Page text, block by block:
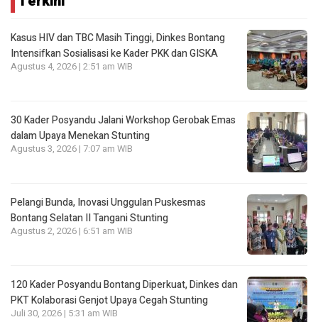
Kasus HIV dan TBC Masih Tinggi, Dinkes Bontang
Intensifkan Sosialisasi ke Kader PKK dan GISKA
Agustus 4, 2026 | 2:51 am WIB
30 Kader Posyandu Jalani Workshop Gerobak Emas
dalam Upaya Menekan Stunting
Agustus 3, 2026 | 7:07 am WIB
Pelangi Bunda, Inovasi Unggulan Puskesmas
Bontang Selatan II Tangani Stunting
Agustus 2, 2026 | 6:51 am WIB
120 Kader Posyandu Bontang Diperkuat, Dinkes dan
PKT Kolaborasi Genjot Upaya Cegah Stunting
Juli 30, 2026 | 5:31 am WIB